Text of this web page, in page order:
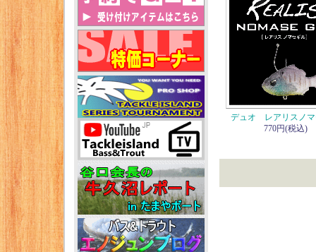
デュオ レアリスノマ
770円(税込)